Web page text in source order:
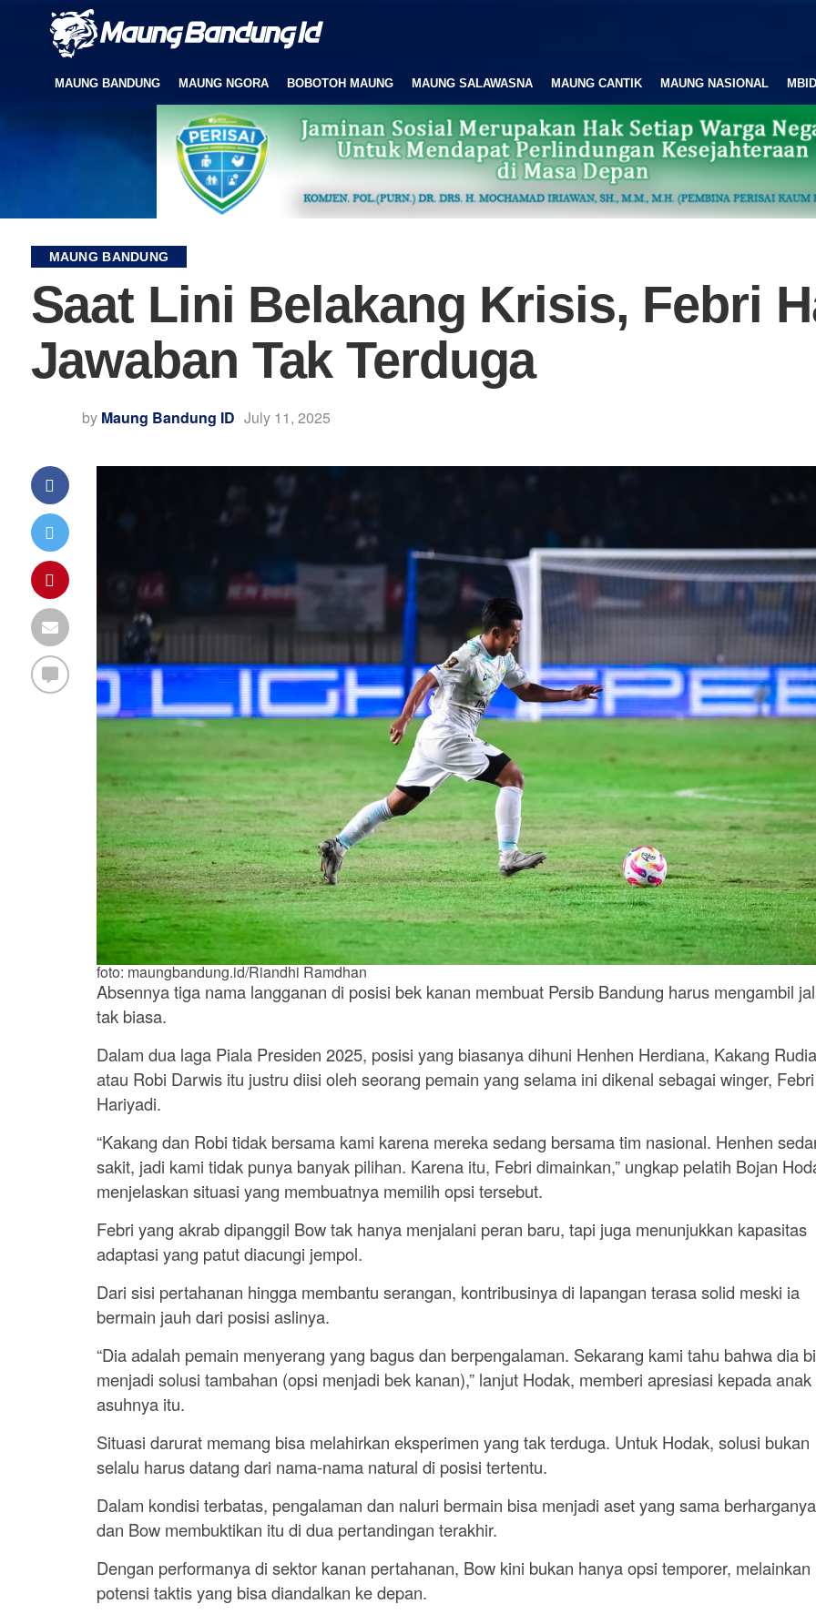
MAUNG BANDUNG MAUNG NGORA BOBOTOH MAUNG MAUNG SALAWASNA MAUNG CANTIK MAUNG NASIONAL
MAUNG BANDUNG
Saat Lini Belakang Krisis, Febri
Jawaban Tak Terduga
by Maung Bandung ID July 11, 2025
foto: maungbandung.id/Riandhi Ramdhan
Absennya tiga nama langganan di posisi bek kanan membuat Persib Bandung harus mengambil
tak biasa.
Dalam dua laga Piala Presiden 2025, posisi yang biasanya dihuni Henhen Herdiana, Kakang
atau Robi Darwis itu justru diisi oleh seorang pemain yang selama ini dikenal sebagai winger, Febri
Hariyadi.
“Kakang dan Robi tidak bersama kami karena mereka sedang bersama tim nasional. Henhen
sakit, jadi kami tidak punya banyak pilihan. Karena itu, Febri dimainkan,” ungkap pelatih Bojan
menjelaskan situasi yang membuatnya memilih opsi tersebut.
Febri yang akrab dipanggil Bow tak hanya menjalani peran baru, tapi juga menunjukkan kapasitas
adaptasi yang patut diacungi jempol.
Dari sisi pertahanan hingga membantu serangan, kontribusinya di lapangan terasa solid meski ia
bermain jauh dari posisi aslinya.
“Dia adalah pemain menyerang yang bagus dan berpengalaman. Sekarang kami tahu bahwa dia
menjadi solusi tambahan (opsi menjadi bek kanan),” lanjut Hodak, memberi apresiasi kepada anak
asuhnya itu.
Situasi darurat memang bisa melahirkan eksperimen yang tak terduga. Untuk Hodak, solusi bukan
selalu harus datang dari nama-nama natural di posisi tertentu.
Dalam kondisi terbatas, pengalaman dan naluri bermain bisa menjadi aset yang sama
dan Bow membuktikan itu di dua pertandingan terakhir.
Dengan performanya di sektor kanan pertahanan, Bow kini bukan hanya opsi temporer, melainkan
potensi taktis yang bisa diandalkan ke depan.